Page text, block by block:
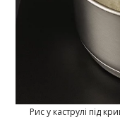
Рис у каструлі під